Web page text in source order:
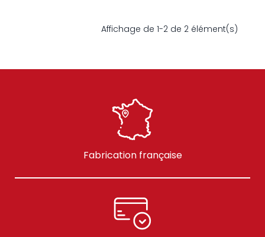
Affichage de 1-2 de 2 élément(s)
Fabrication française